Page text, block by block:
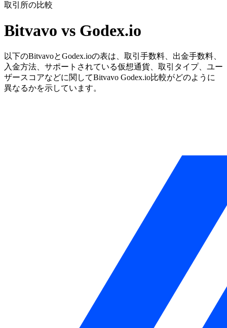
取引所の比較
Bitvavo vs Godex.io
以下のBitvavoとGodex.ioの表は、取引手数料、出金手数料、
入金方法、サポートされている仮想通貨、取引タイプ、ユー
ザースコアなどに関してBitvavo Godex.io比較がどのように
異なるかを示しています。